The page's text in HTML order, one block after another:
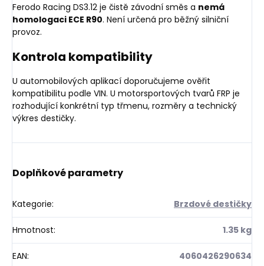
Ferodo Racing DS3.12 je čistě závodní směs a nemá
homologaci ECE R90. Není určená pro běžný silniční
provoz.
Kontrola kompatibility
U automobilových aplikací doporučujeme ověřit
kompatibilitu podle VIN. U motorsportových tvarů FRP je
rozhodující konkrétní typ třmenu, rozměry a technický
výkres destičky.
Doplňkové parametry
Kategorie: Brzdové destičky
Hmotnost: 1.35 kg
EAN: 4060426290634